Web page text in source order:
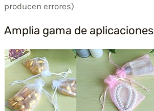
producen errores)
Amplia gama de aplicaciones